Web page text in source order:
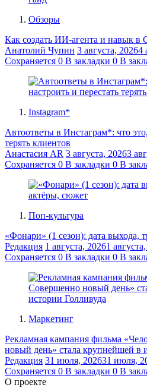
Обзоры
Как создать ИИ-агента и навык в
Анатолий Чупин 3 августа, 20264
Сохраняется 0 В закладки 0 В
Instagram*
Автоответы в Инстаграм*: что
терять клиентов
Анастасия AR 3 августа, 20263
Сохраняется 0 В закладки 0 В
Поп-культура
«Фонари» (1 сезон): дата выхода,
Редакция 1 августа, 20261
Сохраняется 0 В закладки 0 В
Маркетинг
Рекламная кампания фильма
новый день» стала крупнейшей в
Редакция 31 июля, 202631 июля,
Сохраняется 0 В закладки 0 В
О проекте